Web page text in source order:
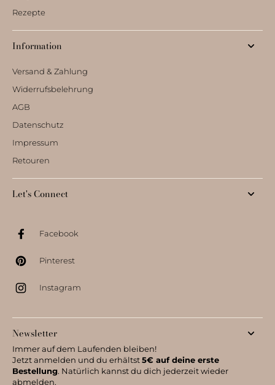
Rezepte
Information
Versand & Zahlung
Widerrufsbelehrung
AGB
Datenschutz
Impressum
Retouren
Let's Connect
Facebook
Pinterest
Instagram
Newsletter
Immer auf dem Laufenden bleiben!
Jetzt anmelden und du erhältst 5€ auf deine erste
Bestellung. Natürlich kannst du dich jederzeit wieder
abmelden.